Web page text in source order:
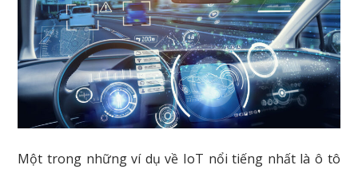
Một trong những ví dụ về IoT nổi tiếng nhất là ô tô